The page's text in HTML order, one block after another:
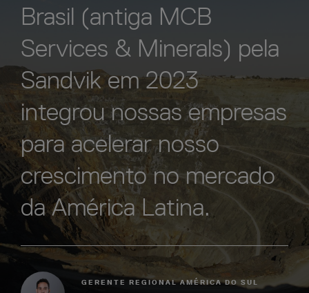
Brasil (antiga MCB
Services & Minerals) pela
Sandvik em 2023
integrou nossas empresas
para acelerar nosso
crescimento no mercado
da América Latina.
GERENTE REGIONAL AMÉRICA DO SUL